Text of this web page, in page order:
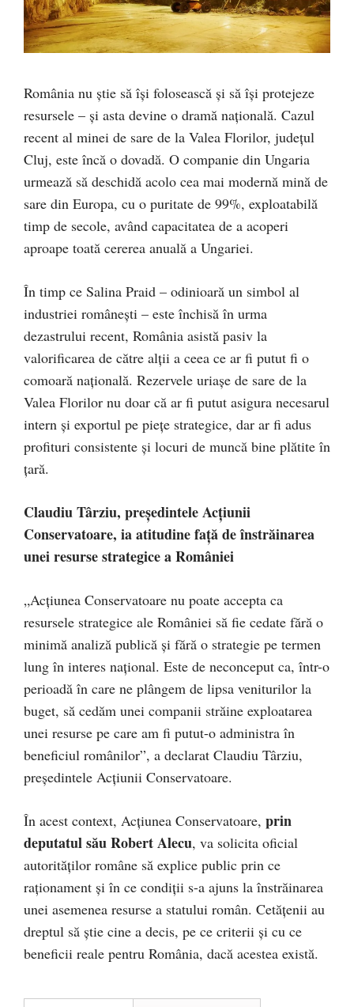
România nu știe să își folosească și să își protejeze
resursele – și asta devine o dramă națională. Cazul
recent al minei de sare de la Valea Florilor, județul
Cluj, este încă o dovadă. O companie din Ungaria
urmează să deschidă acolo cea mai modernă mină de
sare din Europa, cu o puritate de 99%, exploatabilă
timp de secole, având capacitatea de a acoperi
aproape toată cererea anuală a Ungariei.
În timp ce Salina Praid – odinioară un simbol al
industriei românești – este închisă în urma
dezastrului recent, România asistă pasiv la
valorificarea de către alții a ceea ce ar fi putut fi o
comoară națională. Rezervele uriașe de sare de la
Valea Florilor nu doar că ar fi putut asigura necesarul
intern și exportul pe piețe strategice, dar ar fi adus
profituri consistente și locuri de muncă bine plătite în
țară.
Claudiu Târziu, președintele Acțiunii
Conservatoare, ia atitudine față de înstrăinarea
unei resurse strategice a României
„Acțiunea Conservatoare nu poate accepta ca
resursele strategice ale României să fie cedate fără o
minimă analiză publică și fără o strategie pe termen
lung în interes național. Este de neconceput ca, într-o
perioadă în care ne plângem de lipsa veniturilor la
buget, să cedăm unei companii străine exploatarea
unei resurse pe care am fi putut-o administra în
beneficiul românilor”, a declarat Claudiu Târziu,
președintele Acțiunii Conservatoare.
În acest context, Acțiunea Conservatoare, prin
deputatul său Robert Alecu, va solicita oficial
autorităților române să explice public prin ce
raționament și în ce condiții s-a ajuns la înstrăinarea
unei asemenea resurse a statului român. Cetățenii au
dreptul să știe cine a decis, pe ce criterii și cu ce
beneficii reale pentru România, dacă acestea există.